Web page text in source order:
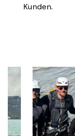
Kunden.